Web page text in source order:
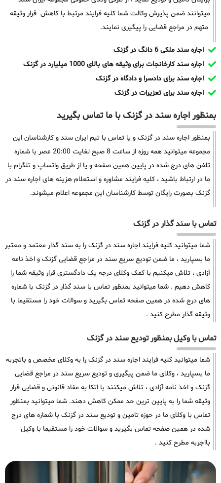
میتوانند ضمن پذیرش وکالت شما کلیه فرایند مرتبط با کاهش قرار وثیقه
متهم در مراجع قضایی را پیگیری نمایند.
اجاره سند ملکی 6 دانگ در گزنک
اجاره سند کارخانجات برای وثیقه های بالای 1000 میلیارد در گزنک
اجاره سند برای دادسرا و دادگاه در گزنک
اجاره سند برای تعزیرات در گزنک
بمنظور اجاره سند در گزنک با ما تماس بگیرید
بمنظور اجاره سند در گزنک و یا تماس با تیم ایران سند و کارشناسان این
مجموعه میتوانید همه روزه از ساعت 8 صبح لغایت 20:00 عصر با شماره
تلفن های درج شده در پایین همین صفحه و یا از طریق واتساپ و تلگرام با
ما در ارتباط باشید ، کلیه فرایند مشاوره و استعلام هزینه های اجاره سند در
گزنک بصورت رایگان توسط کارشناسان این مجموعه اعلام میشوند.
تماس با سند گذار در گزنک
شما میتوانید کلیه فرایند اجاره سند در گزنک را به سند گذار معتمد و معتبر
ما بسپارید ، ما ضمن تودیع سریع سند در مراجع قضایی گزنک و اخذ نامه
آزادی ، تلاش میکنیم با کمک وکلای درجه یک دادگستری قرار وثیقه شما را
کاهش دهیم . شما میتوانید بمنظور تماس با سند گذار در گزنک با شماره
های درج شده در همین صفحه تماس بگیرید و سوالات خود را مستقیما با
وثیقه گذار مطرح کنید .
تماس با وکیل بمنظور تودیع سند در گزنک
شما میتوانید کلیه فرایند اجاره سند در گزنک را به وکلای مخصص و باتجربه
ما بسپارید ، وکلای ما ضمن پیگیری و تودیع سریع سند در مراجع قضایی
گزنک و اخذ نامه آزادی ، تلاش میکنند با اتکا به مفاد قانونی و قضایی قرار
وثیقه شما را به پایین ترین حد ممکن کاهش دهند. شما میتوانید بمنظور
تماس با وکلای ما در حوزه تامین و تودیع سند در گزنک با شماره های درج
شده در همین صفحه تماس بگیرید و سوالات خود را مستقیما با وکیل
بااجربه مطرح کنید .